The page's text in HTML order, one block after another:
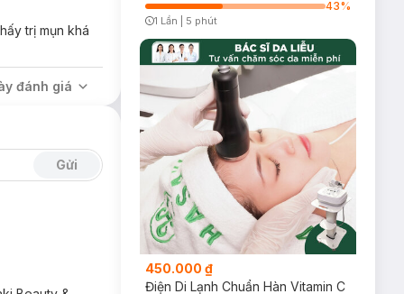
trị mụn khá
đánh giá
Gửi
43%
Timer Gray Icon
1 Lần 5 phút
450.000 ₫
Điện Di Lạnh Chuẩn Hàn Vitamin C